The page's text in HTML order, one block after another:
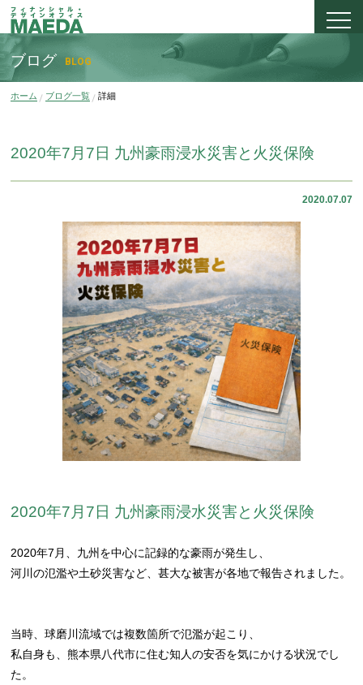
ブログ BLOG
ホーム ブログ一覧 詳細
2020年7月7日 九州豪雨浸水災害と火災保険
2020.07.07
2020年7月7日 九州豪雨浸水災害と火災保険
2020年7月、九州を中心に記録的な豪雨が発生し、
河川の氾濫や土砂災害など、甚大な被害が各地で報告されました。
当時、球磨川流域では複数箇所で氾濫が起こり、
私自身も、熊本県八代市に住む知人の安否を気にかける状況でし
た。